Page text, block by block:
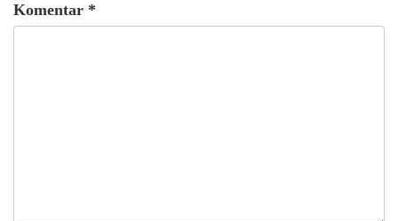
Komentar *